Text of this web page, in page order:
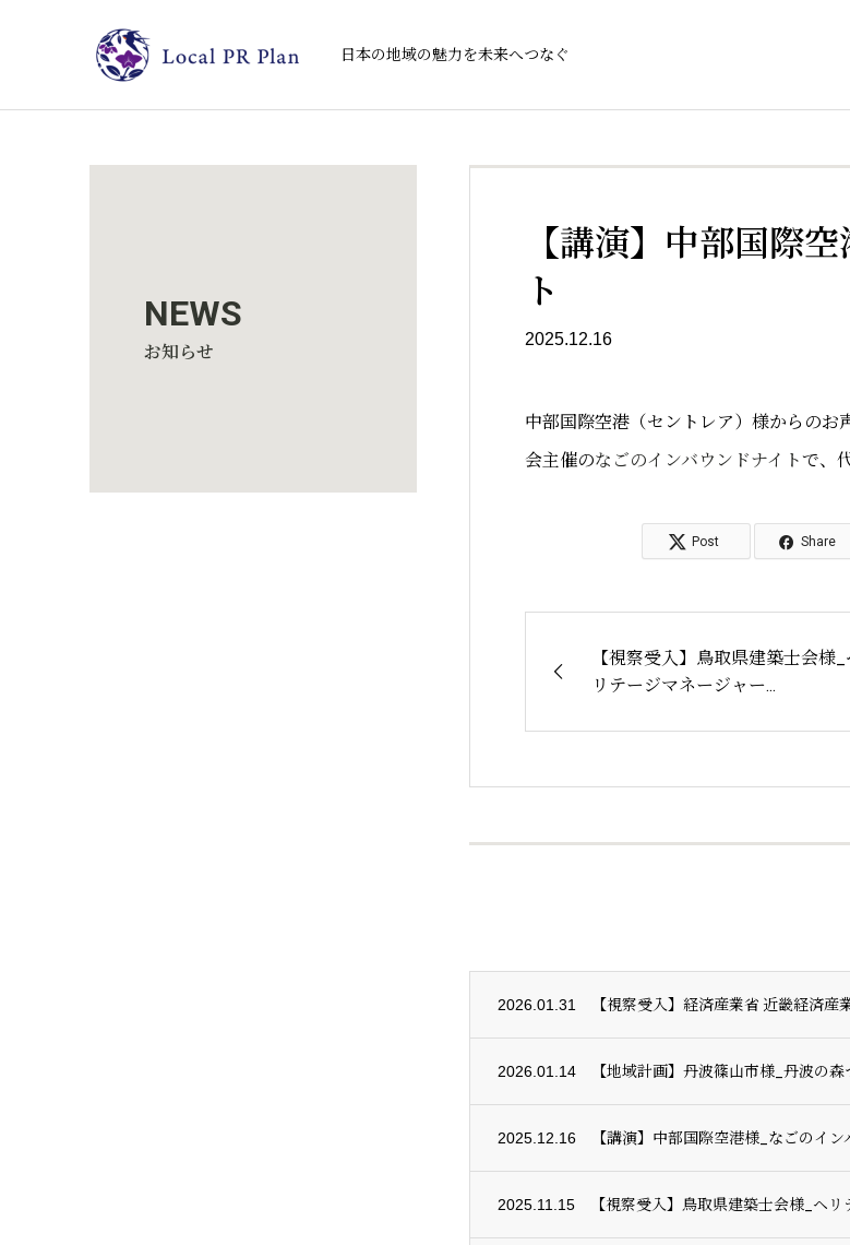
日本の地域の魅力を未来へつなぐ
NEWS
お知らせ
【講演】中部国際
ト
2025.12.16
中部国際空港（セントレア）様からのお
会主催のなごのインバウンドナイトで、
Post Share
【視察受入】鳥取県建築士会様_
リテージマネージャー...
2026.01.31 【視察受入】経済産業省 近畿経済
2026.01.14 【地域計画】丹波篠山市様_丹波の
2025.12.16 【講演】中部国際空港様_なごのイン
2025.11.15 【視察受入】鳥取県建築士会様_ヘ